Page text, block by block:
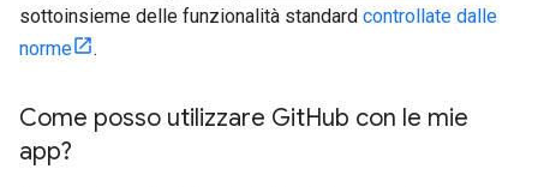
sottoinsieme delle funzionalità standard controllate dalle
norme
.
Come posso utilizzare GitHub con le mie
app?